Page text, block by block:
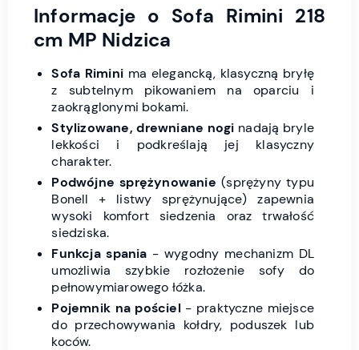
Informacje o Sofa Rimini 218
cm MP Nidzica
Sofa Rimini ma elegancką, klasyczną bryłę
z subtelnym pikowaniem na oparciu i
zaokrąglonymi bokami.
Stylizowane, drewniane nogi nadają bryle
lekkości i podkreślają jej klasyczny
charakter.
Podwójne sprężynowanie (sprężyny typu
Bonell + listwy sprężynujące) zapewnia
wysoki komfort siedzenia oraz trwałość
siedziska.
Funkcja spania - wygodny mechanizm DL
umożliwia szybkie rozłożenie sofy do
pełnowymiarowego łóżka.
Pojemnik na pościel- praktyczne miejsce
do przechowywania kołdry, poduszek lub
koców.